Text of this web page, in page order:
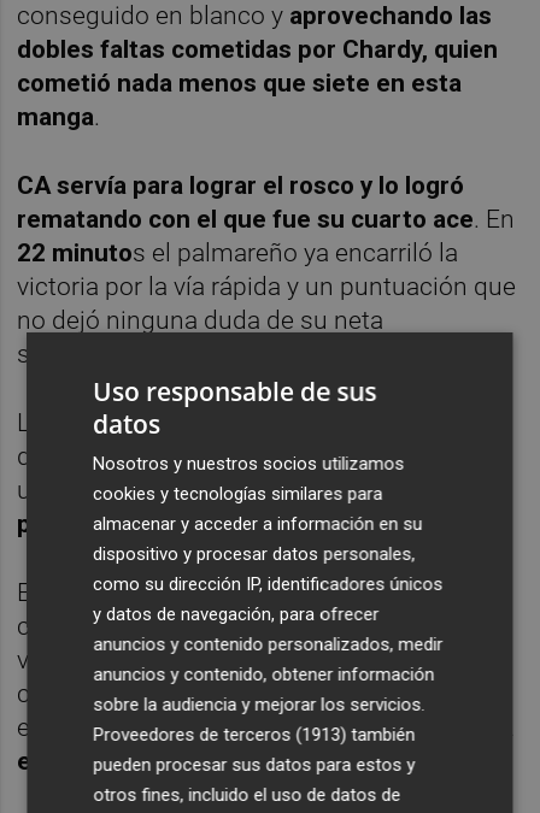
conseguido en blanco y aprovechando las
dobles faltas cometidas por Chardy, quien
cometió nada menos que siete en esta
manga.
CA servía para lograr el rosco y lo logró
rematando con el que fue su cuarto ace. En
22 minutos el palmareño ya encarriló la
victoria por la vía rápida y un puntuación que
no dejó ninguna duda de su neta
superioridad:
La racha del español se prolongó en el inicio
del segundo set pues volvió a arrancar con
una ruptura, esta más trabajada, y luego
puso el 2-0 sin ofrecer ninguna fisura
El de Pau por fin ganó un juego, pero eso no
cambió la tendencia del encuentro. Alcaraz
volvió a llevarse su servicio en blanco, a
continuación le quitó el suyo a Chardy y
encadenó sutercer juego consecutivo para
establecer el 5-1.
Uso responsable de sus
datos
Nosotros y nuestros socios utilizamos
cookies y tecnologías similares para
almacenar y acceder a información en su
dispositivo y procesar datos personales,
como su dirección IP, identificadores únicos
y datos de navegación, para ofrecer
anuncios y contenido personalizados, medir
anuncios y contenido, obtener información
sobre la audiencia y mejorar los servicios.
Proveedores de terceros (1913) también
pueden procesar sus datos para estos y
otros fines, incluido el uso de datos de